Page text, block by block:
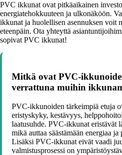
PVC ikkunat ovat pitkäaikainen
energiatehokkuuteen ja ulkonäköön.
ikkunat ja huolellisen asennuksen voit
eteenpäin. Ota yhteyttä
sopivat PVC ikkunat!
Mitkä ovat PVC-
verrattuna muihin
PVC-ikkunoiden tärkeimpiä etuja
eristyskyky, kestävyys,
laatusuhde. PVC-ikkunat eristävät
mikä auttaa säästämään energiaa
Lisäksi PVC-ikkunat eivät vaadi
valmistusprosessi on